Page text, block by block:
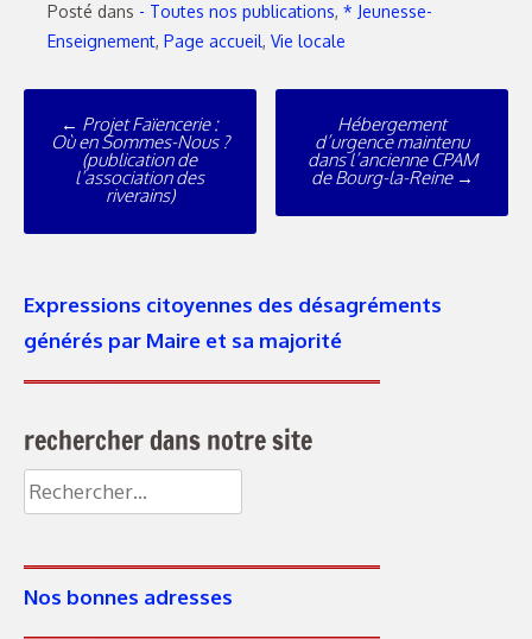
Posté dans - Toutes nos publications, * Jeunesse-
Enseignement, Page accueil, Vie locale
← Projet Faïencerie :
Où en Sommes-Nous ?
(publication de
l’association des
riverains)
Hébergement
d’urgence maintenu
dans l’ancienne CPAM
de Bourg-la-Reine →
Expressions citoyennes des désagréments
générés par Maire et sa majorité
rechercher dans notre site
Nos bonnes adresses